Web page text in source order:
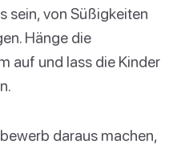
sein, von Süßigkeiten
Hänge die
auf und lass die Kinder
daraus machen,